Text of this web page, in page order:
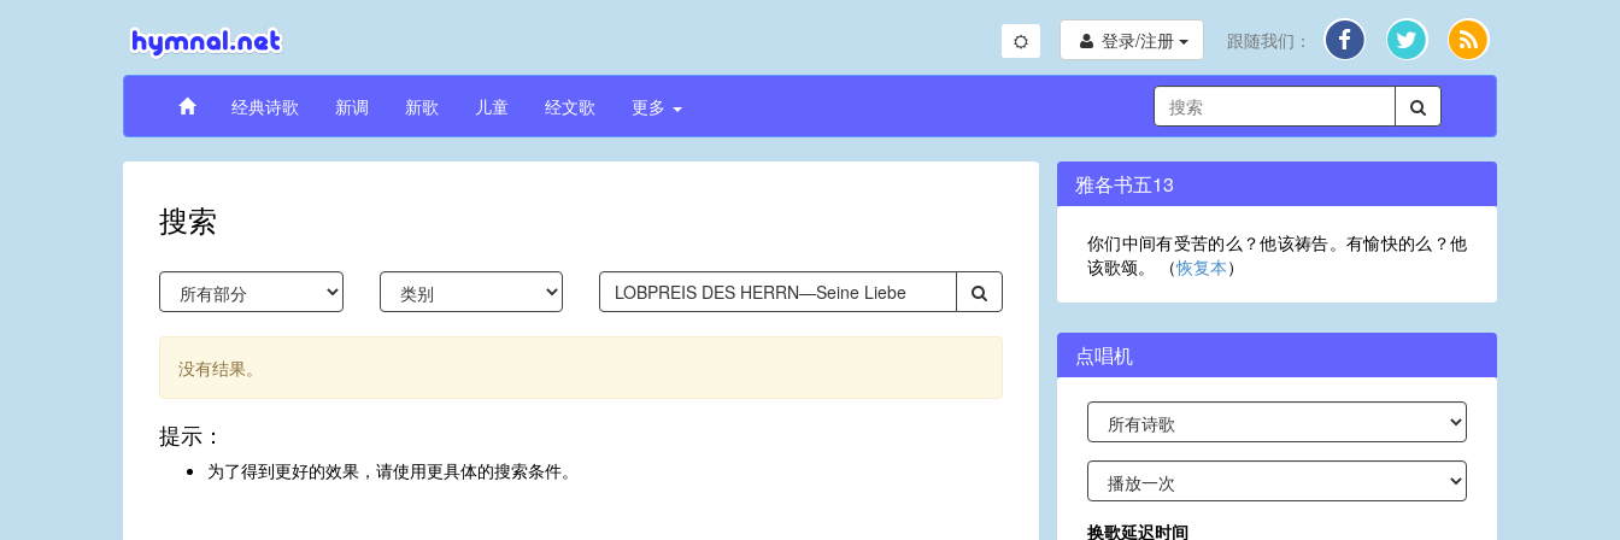
登录/注册 跟随我们：
经典诗歌 新调 新歌 儿童 经文歌 更多
搜索
没有结果。
提示：
为了得到更好的效果，请使用更具体的搜索条件。
雅各书五13
你们中间有受苦的么？他该祷告。有愉快的么？他
该歌颂。 （恢复本）
点唱机
换歌延迟时间